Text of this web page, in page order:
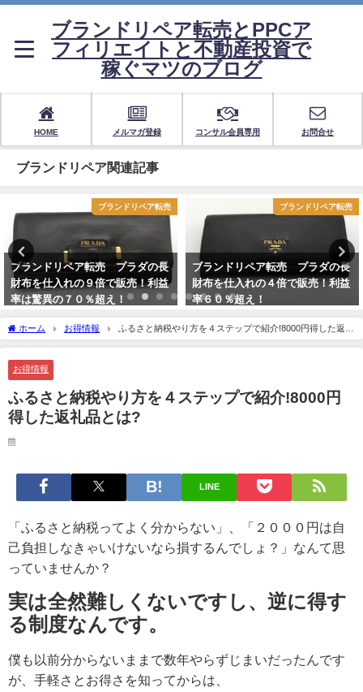
ブランドリペア転売とPPCア
フィリエイトと不動産投資で
稼ぐマツのブログ
HOME メルマガ登録 コンサル会員専用 お問合せ
ブランドリペア関連記事
ブランドリペア転売
ブランドリペア転売 プラダの長
財布を仕入れの９倍で販売！利益
率は驚異の７０％超え！
ブランドリペア転売
ブランドリペア転売 プラダの長
財布を仕入れの４倍で販売！利益
率６０％超え！
ホーム お得情報
ふるさと納税やり方を４ステップで紹介!8000円得した返礼
品とは?
お得情報
ふるさと納税やり方を４ステップで紹介!8000円
得した返礼品とは?
LINE
「ふるさと納税ってよく分からない」、「２０００円は自
己負担しなきゃいけないなら損するんでしょ？」なんて思
っていませんか？
実は全然難しくないですし、逆に得す
る制度なんです。
僕も以前分からないままで数年やらずじまいだったんです
が、手軽さとお得さを知ってからは、